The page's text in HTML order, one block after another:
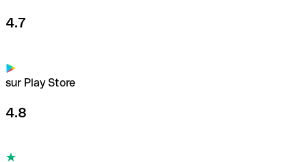
4.7
sur Play Store
4.8